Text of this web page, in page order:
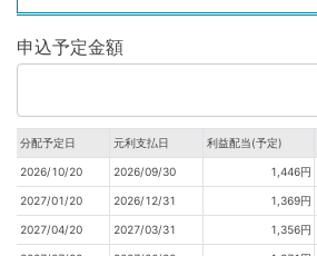
申込予定金額
分配予定日 元利支払日 利益配当(予定)
2026/10/20 2026/09/30 1,446円
2027/01/20 2026/12/31 1,369円
2027/04/20 2027/03/31 1,356円